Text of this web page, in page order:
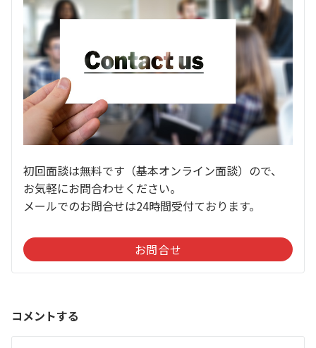
初回面談は無料です（基本オンライン面談）ので、
お気軽にお問合わせください。
メールでのお問合せは24時間受付ております。
お問合せ
コメントする